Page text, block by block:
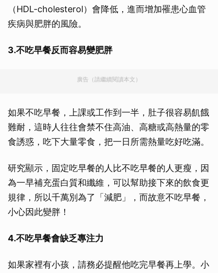
（HDL-cholesterol）會降低，進而增加罹患心血管
疾病與肥胖的風險。
3.不吃早餐反而容易變肥胖
廣告（請繼續閱讀本文）
如果不吃早餐，上課或工作到一半，肚子很容易飢餓
難耐，這時人往往會禁不住高油、高糖或高熱量的零
食誘惑，吃下大量零食，把一日所需熱量吃好吃滿。
研究顯示，固定吃早餐的人比不吃早餐的人更瘦，因
為一早補充蛋白質和纖維，可以幫助接下來的飲食更
規律，所以千萬別為了「減肥」，而故意不吃早餐，
小心因此變胖！
4.不吃早餐會缺乏專注力
如果家裡有小孩，請務必提醒他吃完早餐再上學。小